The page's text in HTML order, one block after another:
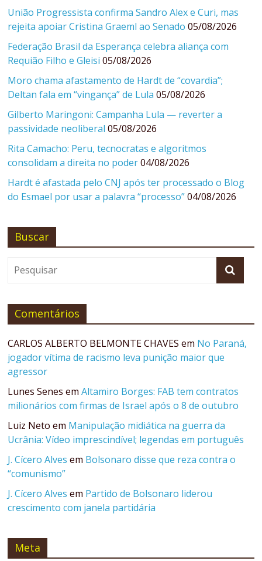
União Progressista confirma Sandro Alex e Curi, mas
rejeita apoiar Cristina Graeml ao Senado 05/08/2026
Federação Brasil da Esperança celebra aliança com
Requião Filho e Gleisi 05/08/2026
Moro chama afastamento de Hardt de “covardia”;
Deltan fala em “vingança” de Lula 05/08/2026
Gilberto Maringoni: Campanha Lula — reverter a
passividade neoliberal 05/08/2026
Rita Camacho: Peru, tecnocratas e algoritmos
consolidam a direita no poder 04/08/2026
Hardt é afastada pelo CNJ após ter processado o Blog
do Esmael por usar a palavra “processo” 04/08/2026
Buscar
Comentários
CARLOS ALBERTO BELMONTE CHAVES em No Paraná,
jogador vítima de racismo leva punição maior que
agressor
Lunes Senes emAltamiro Borges: FAB tem contratos
milionários com firmas de Israel após o 8 de outubro
Luiz Neto em Manipulação midiática na guerra da
Ucrânia: Vídeo imprescindível; legendas em português
J. Cícero Alves em Bolsonaro disse que reza contra o
“comunismo”
J. Cícero Alves em Partido de Bolsonaro liderou
crescimento com janela partidária
Meta